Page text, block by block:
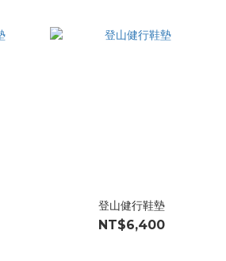
登山健行鞋墊
NT$6,400